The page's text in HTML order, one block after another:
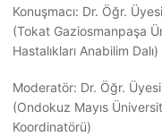
Konuşmacı: Dr. Öğr.
(Tokat Gaziosmanpaşa
Hastalıkları Anabilim Dalı)
Moderatör: Dr. Öğr.
(Ondokuz Mayıs
Koordinatörü)